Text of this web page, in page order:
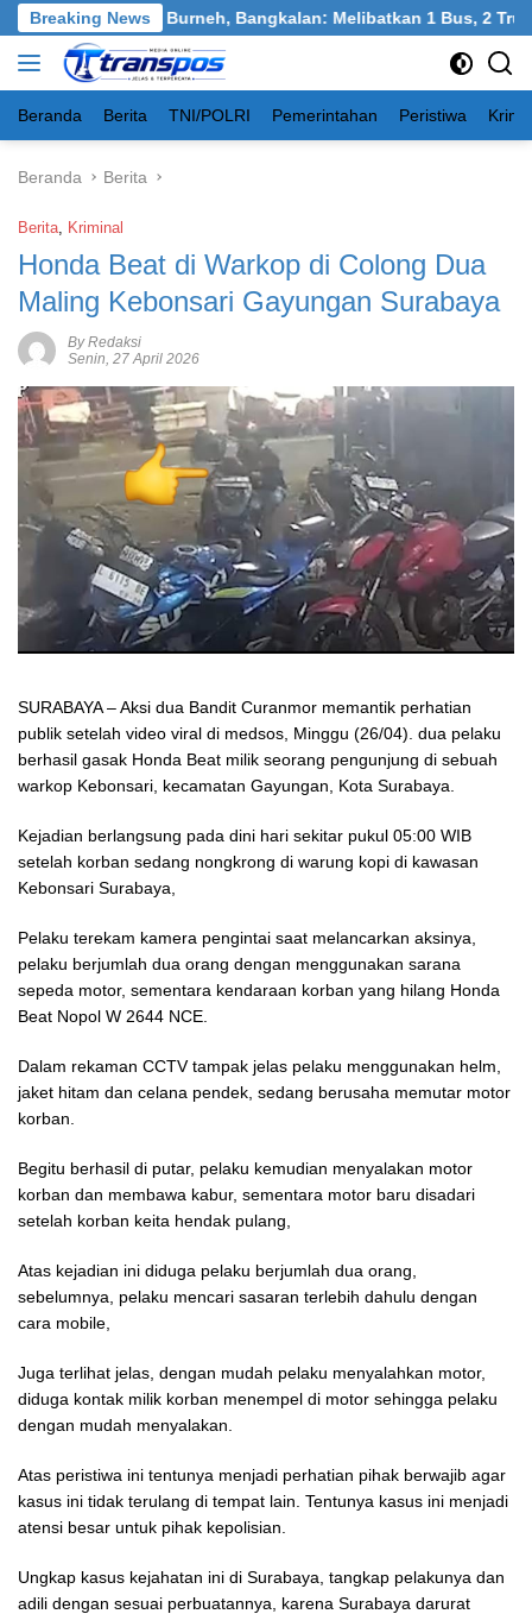
Langsung
ke
konten
Breaking News
Tangkel, Burneh, Bangkalan: Melibatkan 1 Bus, 2 Truk, 1
Beranda Berita TNI/POLRI Pemerintahan Peristiwa
Beranda Berita
Berita, Kriminal
Honda Beat di Warkop di Colong Dua
Maling Kebonsari Gayungan Surabaya
By Redaksi
Senin, 27 April 2026
SURABAYA – Aksi dua Bandit Curanmor memantik perhatian
publik setelah video viral di medsos, Minggu (26/04). dua pelaku
berhasil gasak Honda Beat milik seorang pengunjung di sebuah
warkop Kebonsari, kecamatan Gayungan, Kota Surabaya.
Kejadian berlangsung pada dini hari sekitar pukul 05:00 WIB
setelah korban sedang nongkrong di warung kopi di kawasan
Kebonsari Surabaya,
Pelaku terekam kamera pengintai saat melancarkan aksinya,
pelaku berjumlah dua orang dengan menggunakan sarana
sepeda motor, sementara kendaraan korban yang hilang Honda
Beat Nopol W 2644 NCE.
Dalam rekaman CCTV tampak jelas pelaku menggunakan helm,
jaket hitam dan celana pendek, sedang berusaha memutar motor
korban.
Begitu berhasil di putar, pelaku kemudian menyalakan motor
korban dan membawa kabur, sementara motor baru disadari
setelah korban keita hendak pulang,
Atas kejadian ini diduga pelaku berjumlah dua orang,
sebelumnya, pelaku mencari sasaran terlebih dahulu dengan
cara mobile,
Juga terlihat jelas, dengan mudah pelaku menyalahkan motor,
diduga kontak milik korban menempel di motor sehingga pelaku
dengan mudah menyalakan.
Atas peristiwa ini tentunya menjadi perhatian pihak berwajib agar
kasus ini tidak terulang di tempat lain. Tentunya kasus ini menjadi
atensi besar untuk pihak kepolisian.
Ungkap kasus kejahatan ini di Surabaya, tangkap pelakunya dan
adili dengan sesuai perbuatannya, karena Surabaya darurat